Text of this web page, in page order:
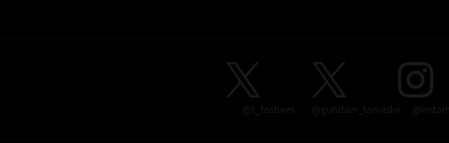
@t_features @gundam_tamashii